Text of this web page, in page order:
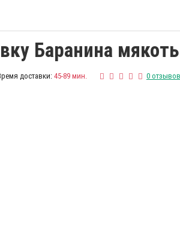
Баранина мякоть
доставки:45-89 мин. 0 отзывов